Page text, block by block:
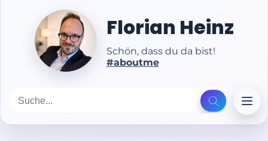
Florian Heinz
Schön, dass du da bist!
#aboutme